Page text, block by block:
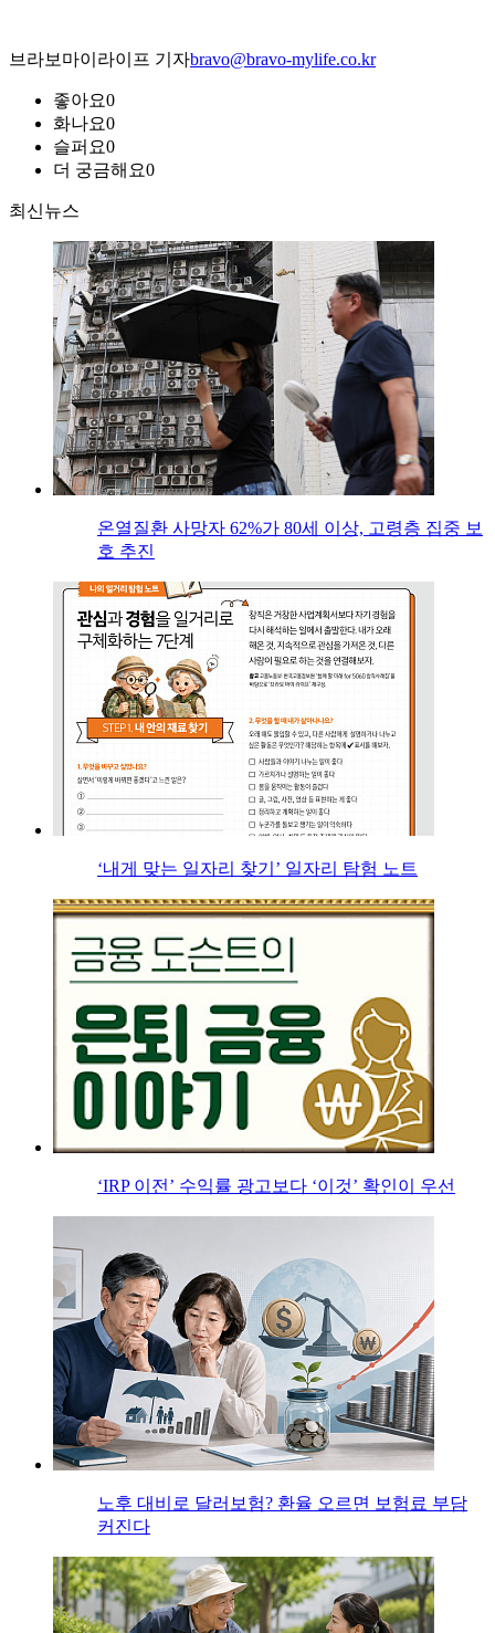
브라보마이라이프 기자bravo@bravo-mylife.co.kr
좋아요0
화나요0
슬퍼요0
더 궁금해요0
최신뉴스
온열질환 사망자 62%가 80세 이상, 고령층 집중 보
호 추진
‘내게 맞는 일자리 찾기’ 일자리 탐험 노트
‘IRP 이전’ 수익률 광고보다 ‘이것’ 확인이 우선
노후 대비로 달러보험? 환율 오르면 보험료 부담
커진다